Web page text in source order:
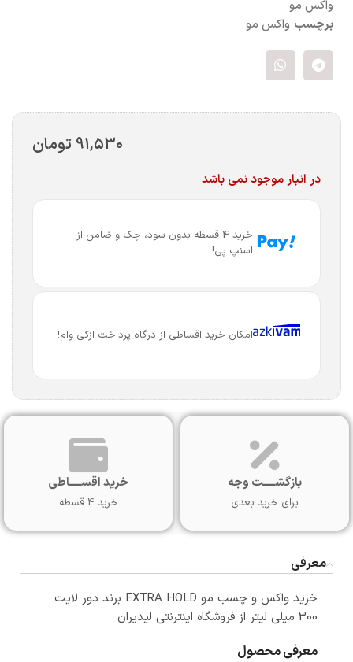
واکس مو
برچسب واکس مو
۹۱,۵۳۰ تومان
در انبار موجود نمی باشد
خرید 4 قسطه بدون سود، چک و ضامن از
اسنپ پی!
امکان خرید اقساطی از درگاه پرداخت ازکی وام!
بازگشـــــت وجه
برای خرید بعدی
خرید اقســـــاطی
خرید 4 قسطه
معرفی
خرید واکس و چسب مو EXTRA HOLD برند دور لایت
300 میلی لیتر از فروشگاه اینترنتی لیدیران
معرفی محصول